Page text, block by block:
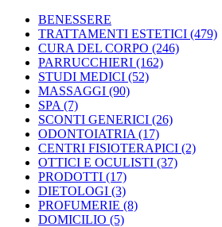
BENESSERE
TRATTAMENTI ESTETICI (479)
CURA DEL CORPO (246)
PARRUCCHIERI (162)
STUDI MEDICI (52)
MASSAGGI (90)
SPA (7)
SCONTI GENERICI (26)
ODONTOIATRIA (17)
CENTRI FISIOTERAPICI (2)
OTTICI E OCULISTI (37)
PRODOTTI (17)
DIETOLOGI (3)
PROFUMERIE (8)
DOMICILIO (5)